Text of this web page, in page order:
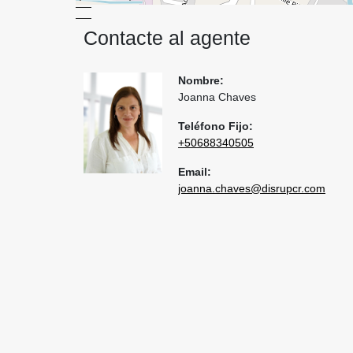
Contacte al agente
Nombre:
Joanna Chaves
Teléfono Fijo:
+50688340505
Email:
joanna.chaves@disrupcr.com